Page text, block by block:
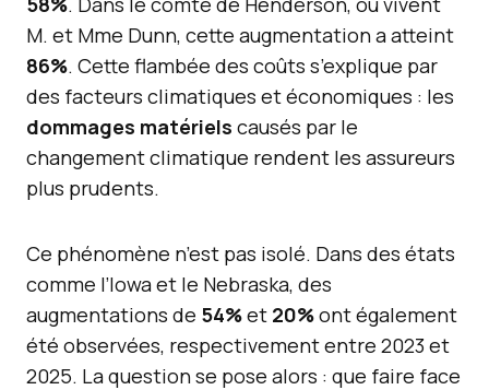
M. et Mme Dunn, cette augmentation a atteint
86%. Cette flambée des coûts s’explique par
des facteurs climatiques et économiques : les
dommages matériels causés par le
changement climatique rendent les assureurs
plus prudents.
Ce phénomène n’est pas isolé. Dans des états
comme l’Iowa et le Nebraska, des
augmentations de 54%et 20%ont également
été observées, respectivement entre 2023 et
2025. La question se pose alors : que faire face